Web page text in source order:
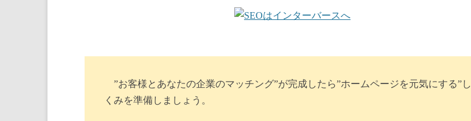
”お客様とあなたの企業のマッチング”が完成したら”ホームページを元気にする”し
くみを準備しましょう。